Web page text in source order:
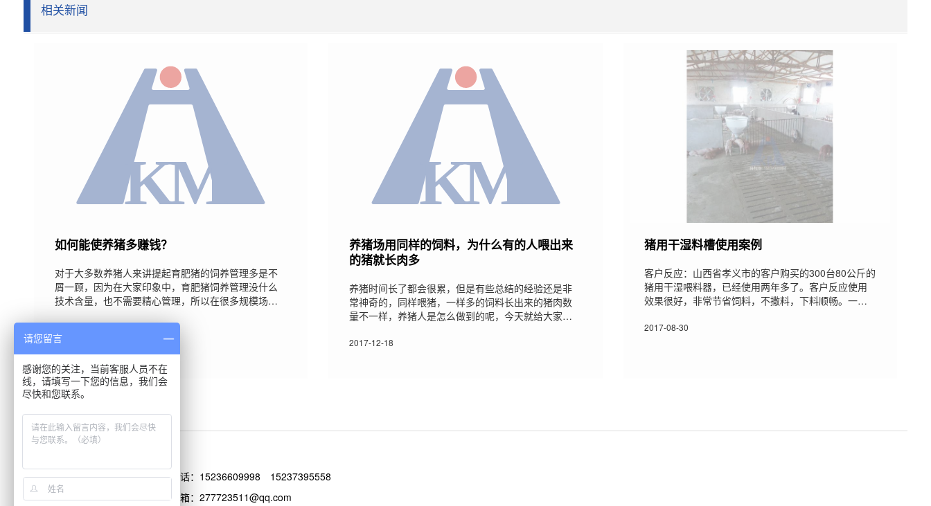
相关新闻
如何能使养猪多赚钱？
对于大多数养猪人来讲提起育肥猪的饲养管理多是不
屑一顾，因为在大家印象中，育肥猪饲养管理没什么
技术含量，也不需要精心管理，所以在很多规模场，
人去管理，育肥饲养人员的变动也是猪场圈舍管理中
最高的。由于，养殖户对育肥的“轻敌”也导致育肥舍设
备不完善，不讲究，环境条件差，从而导致育肥猪料
肉比高，死亡率高。育肥猪为何这么重要?在一个猪场
中育肥猪的地位有多重要，我们从猪场存栏比重就可
以看出。一个猪场正常的存栏量大概是母猪数
养猪场用同样的饲料，为什么有的人喂出来
的猪就长肉多
养猪时间长了都会很累，但是有些总结的经验还是非
常神奇的，同样喂猪，一样多的饲料长出来的猪肉数
量不一样，养猪人是怎么做到的呢，今天就给大家分
比如小猪料，一般来说1.0的筛子就行了，太粗消化不
2017-12-18
猪用干湿料槽使用案例
客户反应：山西省孝义市的客户购买的300台80公斤的
猪用干湿喂料器，已经使用两年多了。客户反应使用
效果很好，非常节省饲料，不撒料，下料顺畅。一个
后会继续合作，希望贵厂生产更多高质量的产品。
2017-08-30
电话： 15236609998
15237395558
邮箱：277723511@qq.com
请您留言
感谢您的关注，当前客服人员不在
线，请填写一下您的信息，我们会
尽快和您联系。